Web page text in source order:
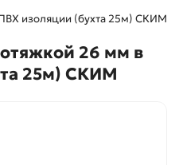
изоляции (бухта 25м) CКИМ
26 мм в
25м) CКИМ